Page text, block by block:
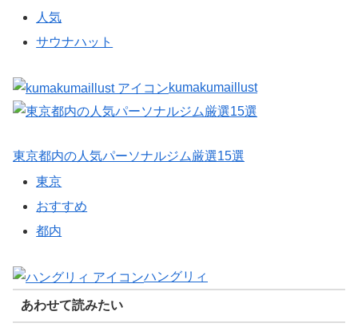
人気
サウナハット
kumakumaillust
東京都内の人気パーソナルジム厳選15選
東京
おすすめ
都内
ハングリィ
あわせて読みたい